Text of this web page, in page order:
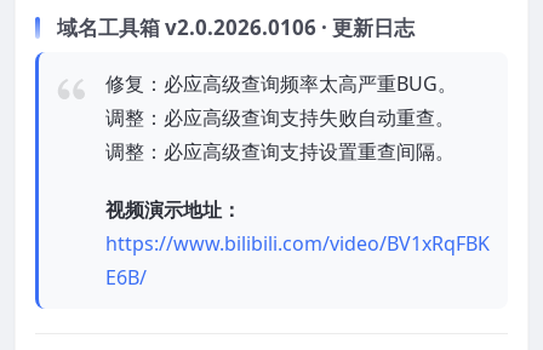
域名工具箱 v2.0.2026.0106 · 更新日志
修复：必应高级查询频率太高严重BUG。
调整：必应高级查询支持失败自动重查。
调整：必应高级查询支持设置重查间隔。
视频演示地址：
https://www.bilibili.com/video/BV1xRqFBK
E6B/